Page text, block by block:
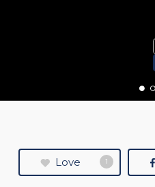
Love 1